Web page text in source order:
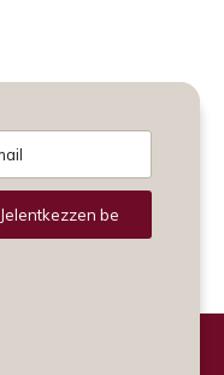
Jelentkezzen be